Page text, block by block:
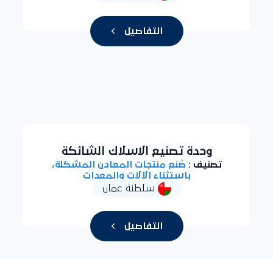
التفاصيل
وحدة تصنيع الاسلاك الشائكة
تصنيف : صُنع منتجات المعادن المشكلة،
باستثناء الآلات والمعدات
سلطنة عمان
التفاصيل